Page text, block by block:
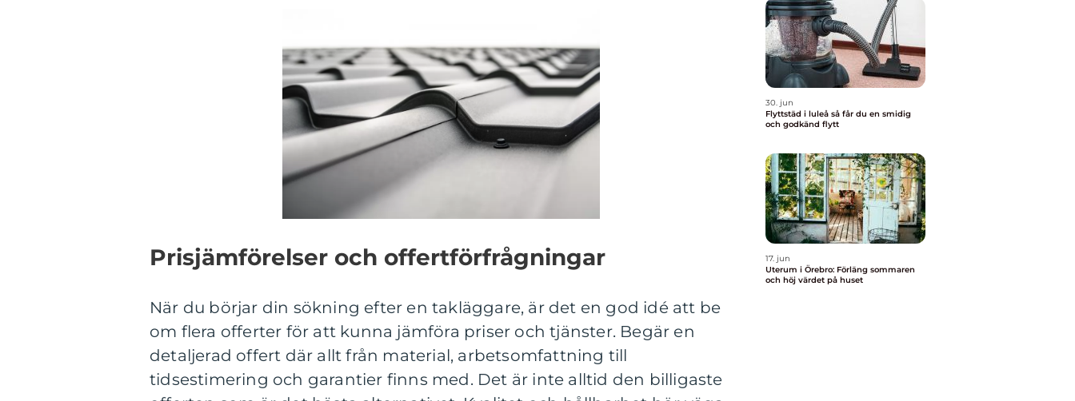
Prisjämförelser och offertförfrågningar
När du börjar din sökning efter en takläggare, är det en god idé att be
om flera offerter för att kunna jämföra priser och tjänster. Begär en
detaljerad offert där allt från material, arbetsomfattning till
tidsestimering och garantier finns med. Det är inte alltid den billigaste
30. jun
Flyttstäd i luleå så får du en smidig
och godkänd flytt
17. jun
Uterum i Örebro: Förläng sommaren
och höj värdet på huset